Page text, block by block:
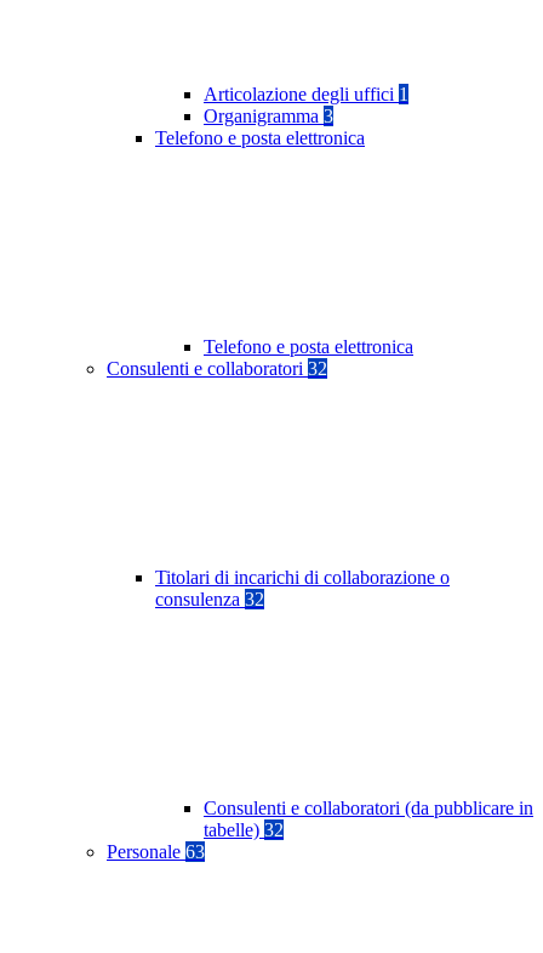
Articolazione degli uffici 1
Organigramma 3
Telefono e posta elettronica
Telefono e posta elettronica
Consulenti e collaboratori 32
Titolari di incarichi di collaborazione o
consulenza 32
Consulenti e collaboratori (da pubblicare in
tabelle) 32
Personale 63